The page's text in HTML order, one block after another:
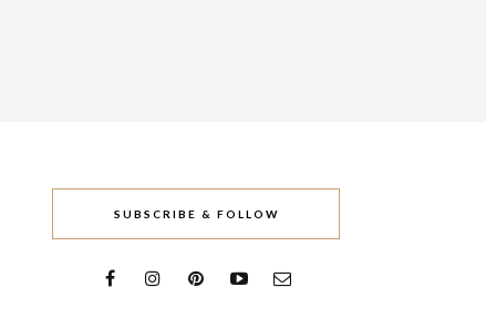
SUBSCRIBE & FOLLOW